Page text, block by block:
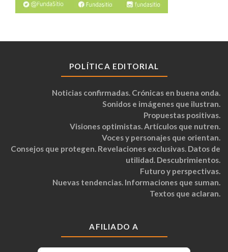
POLÍTICA EDITORIAL
Noticias confirmadas. Crónicas en buena onda.
Sonidos e imágenes que ilustran.
Propuestas positivas.
Visiones optimistas. Artículos que nutren.
Voces y personajes que orientan.
Consejos que protegen. Revelaciones exclusivas. Datos de
utilidad. Descubrimientos.
Futuro y perspectivas.
Nuevas tendencias. Informaciones que suman.
Textos que aclaran.
AFILIADO A